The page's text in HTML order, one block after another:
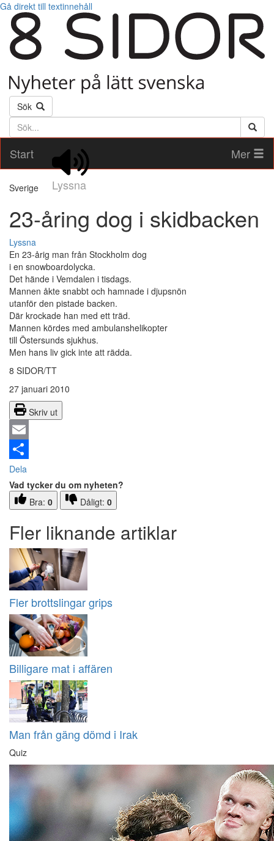
Gå direkt till textinnehåll
Sök
Söktext
Start
Lyssna
Mer
Sverige
23-åring dog i skidbacken
Lyssna
En 23-årig man från Stockholm dog
i en snowboardolycka.
Det hände i Vemdalen i tisdags.
Mannen åkte snabbt och hamnade i djupsnön
utanför den pistade backen.
Där krockade han med ett träd.
Mannen kördes med ambulanshelikopter
till Östersunds sjukhus.
Men hans liv gick inte att rädda.
8 SIDOR/TT
27 januari 2010
Skriv ut
Email
Dela
Vad tycker du om nyheten?
Bra: 0 Dåligt: 0
Fler liknande artiklar
Fler brottslingar grips
Billigare mat i affären
Man från gäng dömd i Irak
Quiz